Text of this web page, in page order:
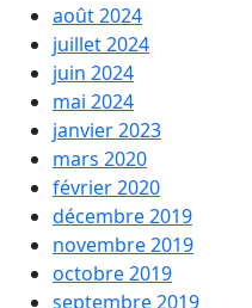
août 2024
juillet 2024
juin 2024
mai 2024
janvier 2023
mars 2020
février 2020
décembre 2019
novembre 2019
octobre 2019
septembre 2019